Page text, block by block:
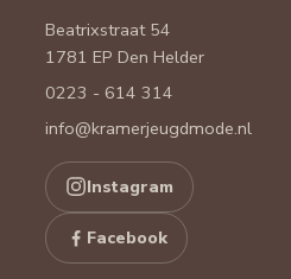
Beatrixstraat 54
1781 EP Den Helder
0223 - 614 314
info@kramerjeugdmode.nl
Instagram
Facebook